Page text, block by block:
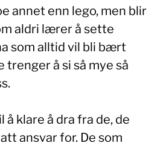
annet enn lego, men blir
aldri lærer å sette
som alltid vil bli bært
å si så mye så
å klare å dra fra de, de
ansvar for. De som